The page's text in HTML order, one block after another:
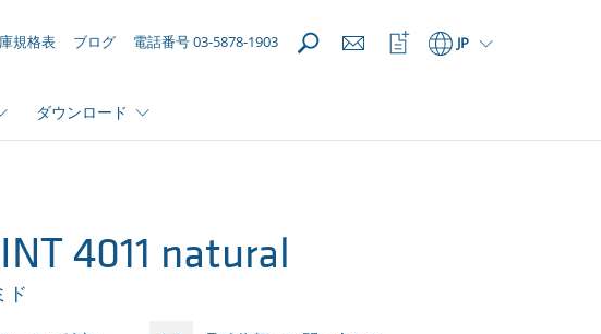
規格表 ブログ 電話番号 03-5878-1903 JP
ウ
ォ
ス
ダウンロード
4011 natural
ド